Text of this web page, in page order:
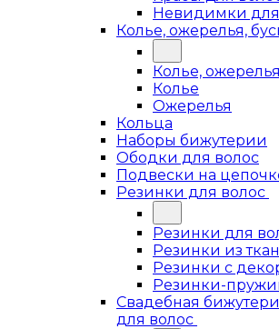
Невидимки для
Колье, ожерелья,
Колье,
Колье
Ожерелья
Кольца
Наборы бижутерии
Ободки для волос
Подвески на
Резинки для волос
Резинки для
Резинки из
Резинки с
Резинки-
Свадебная
для волос